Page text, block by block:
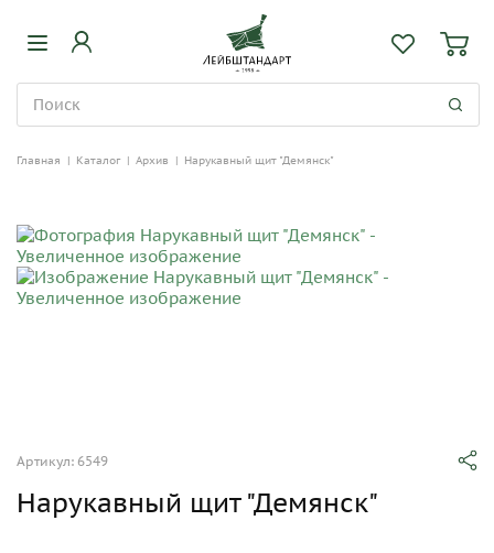
Главная | Каталог | Архив | Нарукавный щит "Демянск"
Артикул: 6549
Нарукавный щит "Демянск"